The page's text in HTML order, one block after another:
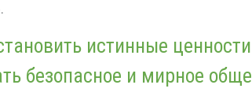
.
истинные
безопасное и мирное